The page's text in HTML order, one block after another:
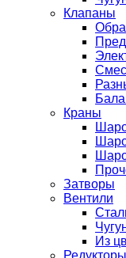
Клапаны
Краны
Затворы
Вентили
Из